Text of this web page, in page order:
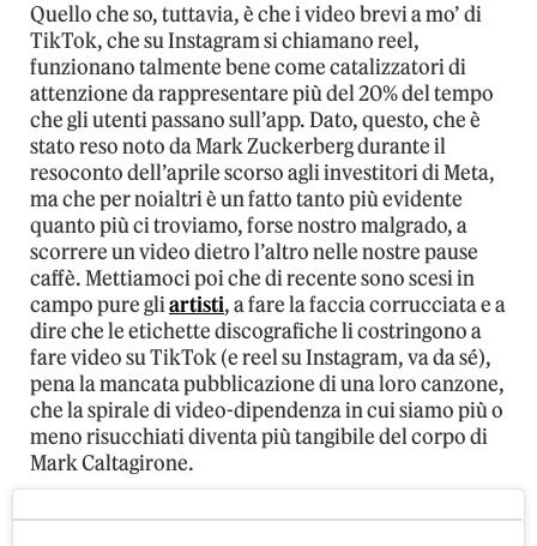
Quello che so, tuttavia, è che i video brevi a mo’ di
TikTok, che su Instagram si chiamano reel,
funzionano talmente bene come catalizzatori di
attenzione da rappresentare più del 20% del tempo
che gli utenti passano sull’app. Dato, questo, che è
stato reso noto da Mark Zuckerberg durante il
resoconto dell’aprile scorso agli investitori di Meta,
ma che per noialtri è un fatto tanto più evidente
quanto più ci troviamo, forse nostro malgrado, a
scorrere un video dietro l’altro nelle nostre pause
caffè. Mettiamoci poi che di recente sono scesi in
campo pure gliartisti, a fare la faccia corrucciata e a
dire che le etichette discografiche li costringono a
fare video su TikTok (e reel su Instagram, va da sé),
pena la mancata pubblicazione di una loro canzone,
che la spirale di video-dipendenza in cui siamo più o
meno risucchiati diventa più tangibile del corpo di
Mark Caltagirone.